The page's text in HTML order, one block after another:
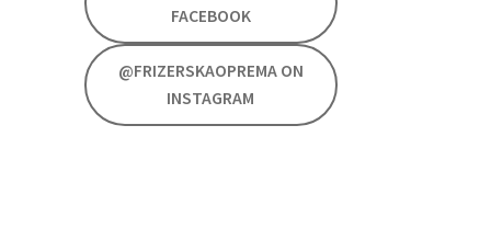
FACEBOOK
@FRIZERSKAOPREMA ON
INSTAGRAM